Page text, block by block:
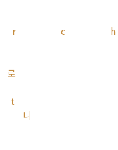
로
니